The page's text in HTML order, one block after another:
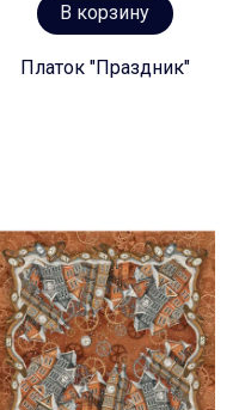
В корзину
Платок "Праздник"